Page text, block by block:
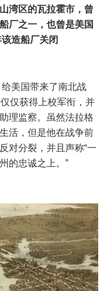
湾区的瓦拉霍市，曾
厂之一，也曾是美国
造船厂关闭
美国带来了南北战
仅获得上校军衔，并
理监察。虽然法拉格
活，但是他在战争前
对分裂，并且声称“一
的忠诚之上。”